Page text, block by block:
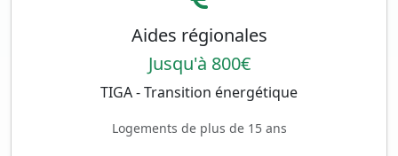
Aides régionales
Jusqu'à 800€
TIGA - Transition énergétique
Logements de plus de 15 ans